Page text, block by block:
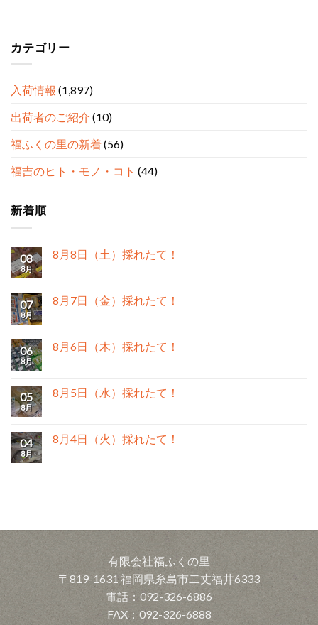
カテゴリー
入荷情報 (1,897)
出荷者のご紹介 (10)
福ふくの里の新着(56)
福吉のヒト・モノ・コト (44)
新着順
08
8月
8月8日（土）採れたて！
07
8月
8月7日（金）採れたて！
06
8月
8月6日（木）採れたて！
05
8月
8月5日（水）採れたて！
04
8月
8月4日（火）採れたて！
有限会社福ふくの里
〒819-1631 福岡県糸島市二丈福井6333
電話：092-326-6886
FAX：092-326-6888